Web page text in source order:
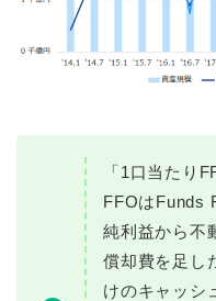
「1口当たり
FFOはFunds
純利益から不
償却費を足し
けのキャッシ